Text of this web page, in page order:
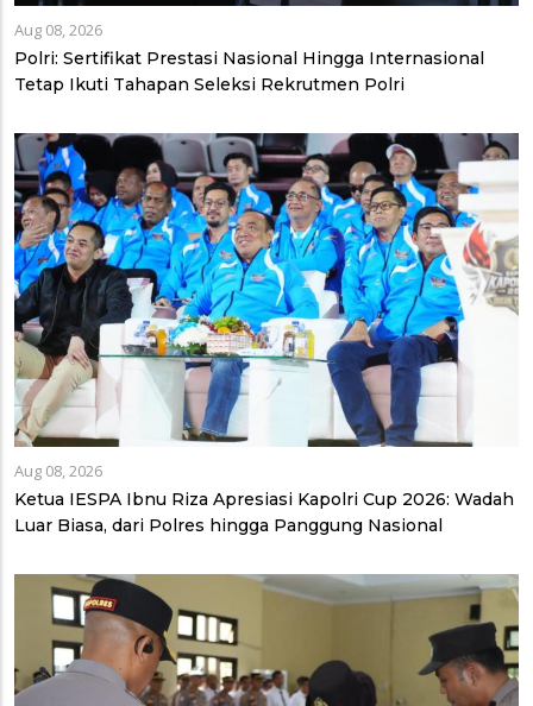
Aug 08, 2026
Polri: Sertifikat Prestasi Nasional Hingga Internasional
Tetap Ikuti Tahapan Seleksi Rekrutmen Polri
Aug 08, 2026
Ketua IESPA Ibnu Riza Apresiasi Kapolri Cup 2026: Wadah
Luar Biasa, dari Polres hingga Panggung Nasional